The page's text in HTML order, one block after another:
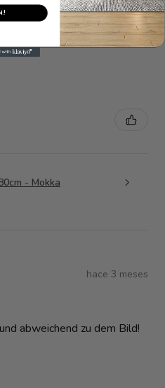
- Mokka
hace 3 meses
abweichend zu dem Bild!